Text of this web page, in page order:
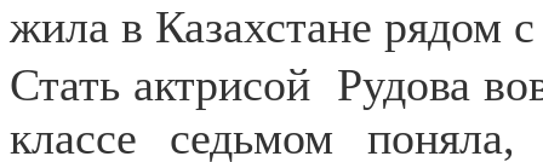
жила в Казахстане рядом
Стать актрисой Рудова
классе седьмом